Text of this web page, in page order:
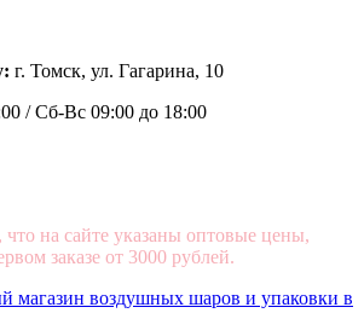
г. Томск, ул. Гагарина, 10
/Сб-Вс 09:00 до 18:00
на сайте указаны оптовые цены,
заказе от 3000 рублей.